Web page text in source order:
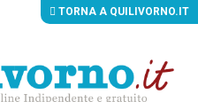
TORNA A QUILIVORNO.IT